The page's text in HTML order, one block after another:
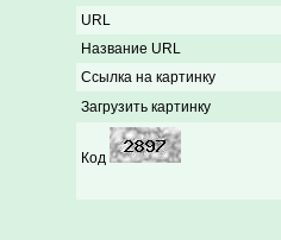
URL
Название URL
Ссылка на картинку
Загрузить картинку
Код